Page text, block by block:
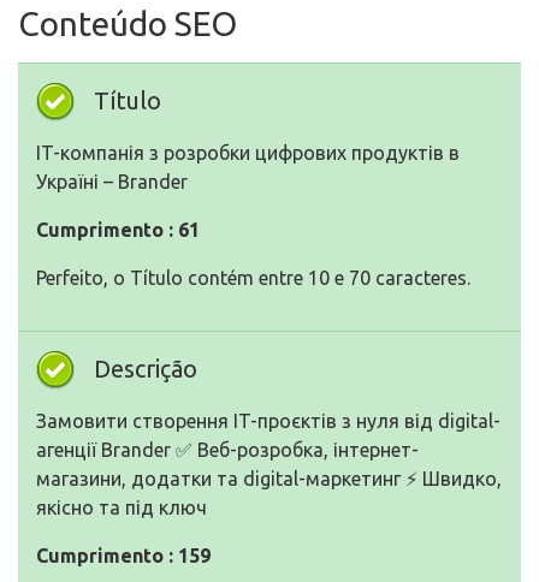
Conteúdo SEO
Título
IT-компанія з розробки цифрових продуктів в
Україні – Brander
Cumprimento : 61
Perfeito, o Título contém entre 10 e 70 caracteres.
Descrição
Замовити створення IT-проєктів з нуля від digital-
агенції Brander ✅ Веб-розробка, інтернет-
магазини, додатки та digital-маркетинг ⚡️ Швидко,
якісно та під ключ
Cumprimento : 159